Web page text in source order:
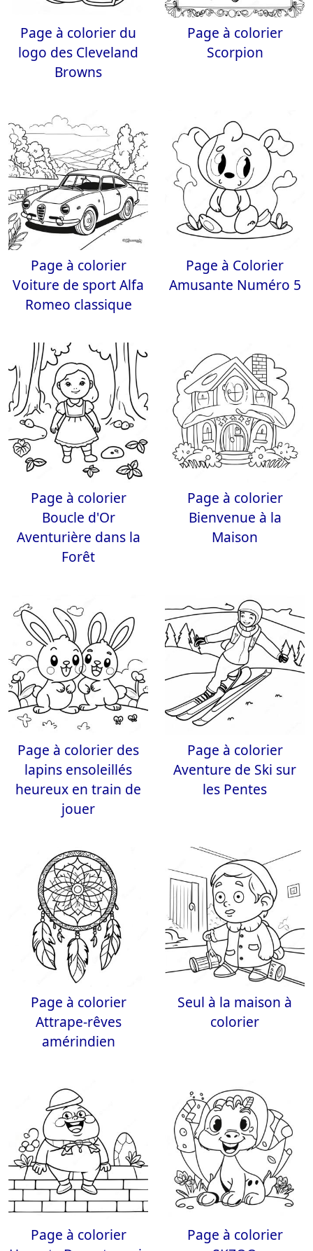
Page à colorier du
logo des Cleveland
Browns
Page à colorier
Scorpion
Page à colorier
Voiture de sport Alfa
Romeo classique
Page à Colorier
Amusante Numéro 5
Page à colorier
Boucle d'Or
Aventurière dans la
Forêt
Page à colorier
Bienvenue à la
Maison
Page à colorier des
lapins ensoleillés
heureux en train de
jouer
Page à colorier
Aventure de Ski sur
les Pentes
Page à colorier
Attrape-rêves
amérindien
Seul à la maison à
colorier
Page à colorier
Page à colorier